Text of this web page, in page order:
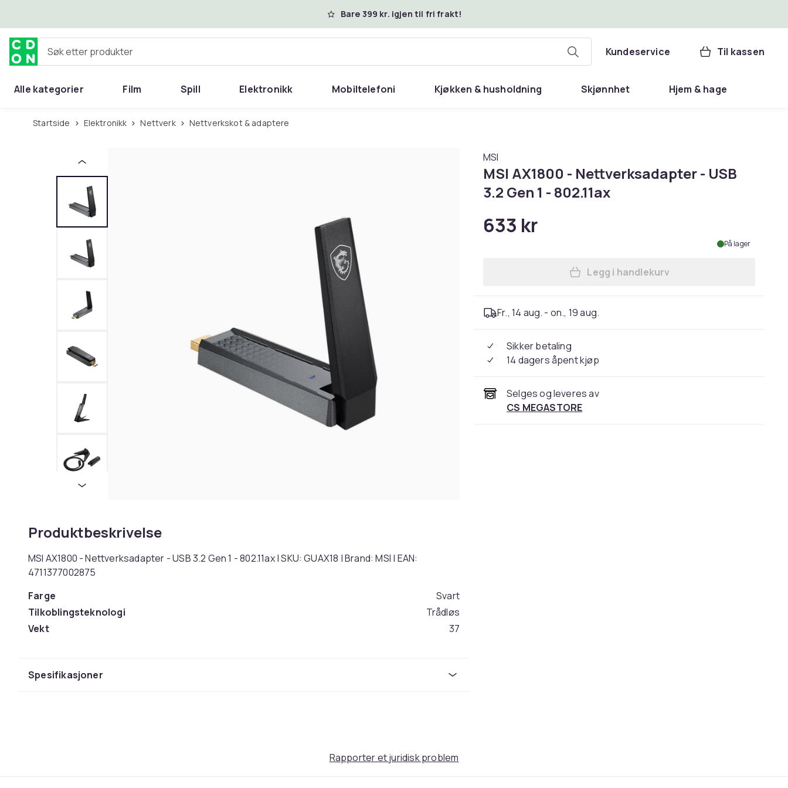
Bare 399 kr. igjen til fri frakt!
Søk etter produkter Kundeservice Til kassen
Alle kategorier Film Spill Elektronikk Mobiltelefoni Kjøkken & husholdning Skjønnhet Hjem & hage
Startside Elektronikk Nettverk Nettverkskot & adaptere
Produktbeskrivelse
MSI AX1800 - Nettverksadapter - USB 3.2 Gen 1 - 802.11ax | SKU: GUAX18 | Brand: MSI | EAN:
4711377002875
Farge
Svart
Tilkoblingsteknologi
Trådløs
Vekt
37
Produktsikkerhetsinformasjon
Spesifikasjoner
MSI
MSI AX1800 - Nettverksadapter - USB
3.2 Gen 1 - 802.11ax
633 kr
På lager
Legg MSI AX1800 -
Legg i handlekurv
Fr., 14 aug. - on., 19 aug.
Sikker betaling
14 dagers åpent kjøp
Selges og leveres av
CS MEGASTORE
Rapporter et juridisk problem